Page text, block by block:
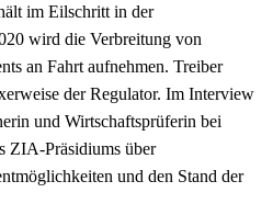
im Eilschritt in der
wird die Verbreitung von
an Fahrt aufnehmen. Treiber
der Regulator. Im Interview
und Wirtschaftsprüferin bei
ZIA-Präsidiums über
und den Stand der